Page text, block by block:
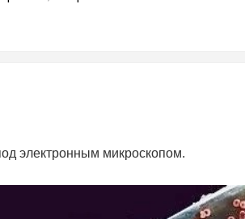
электронным микроскопом.